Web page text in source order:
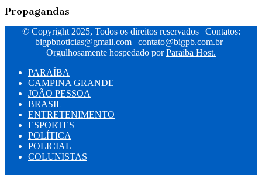
São
José
Veneziano
recebido
prefeito
Coraci
Propagandas
© Copyright 2025, Todos os direitos reservados | Contatos:
bigpbnoticias@gmail.com | contato@bigpb.com.br |
Orgulhosamente hospedado porParaíba Host.
PARAÍBA
CAMPINA GRANDE
JOÃO PESSOA
BRASIL
ENTRETENIMENTO
ESPORTES
POLÍTICA
POLICIAL
COLUNISTAS